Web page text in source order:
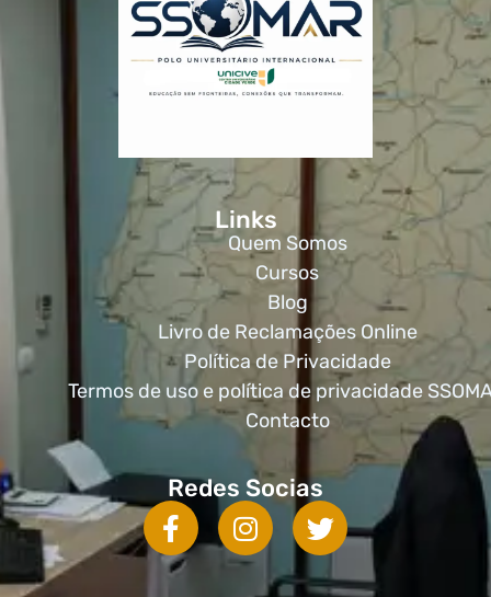
Links
Quem Somos
Cursos
Blog
Livro de Reclamações Online
Política de Privacidade
Termos de uso e política de privacidade
Contacto
Redes Socias